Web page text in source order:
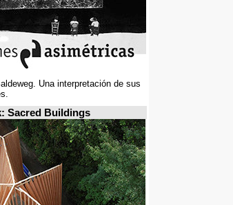
Una interpretación de sus
Sacred Buildings